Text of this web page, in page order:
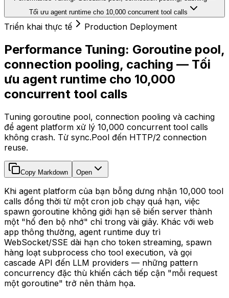
Tối ưu agent runtime cho 10,000 concurrent tool calls
Triển khai thực tế Production Deployment
Performance Tuning: Goroutine pool,
connection pooling, caching — Tối
ưu agent runtime cho 10,000
concurrent tool calls
Tuning goroutine pool, connection pooling và caching
để agent platform xử lý 10,000 concurrent tool calls
không crash. Từ sync.Pool đến HTTP/2 connection
reuse.
Copy Markdown Open
Khi agent platform của bạn bỗng dưng nhận 10,000 tool
calls đồng thời từ một cron job chạy quá hạn, việc
spawn goroutine không giới hạn sẽ biến server thành
một "hố đen bộ nhớ" chỉ trong vài giây. Khác với web
app thông thường, agent runtime duy trì
WebSocket/SSE dài hạn cho token streaming, spawn
hàng loạt subprocess cho tool execution, và gọi
cascade API đến LLM providers — những pattern
concurrency đặc thù khiến cách tiếp cận "mỗi request
một goroutine" trở nên thảm họa.